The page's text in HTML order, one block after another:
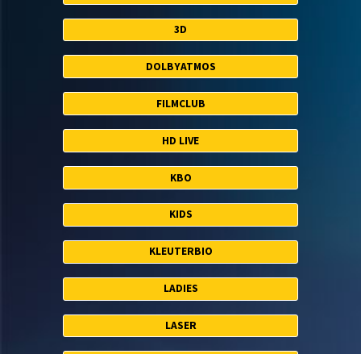
3D
DOLBYATMOS
FILMCLUB
HD LIVE
KBO
KIDS
KLEUTERBIO
LADIES
LASER